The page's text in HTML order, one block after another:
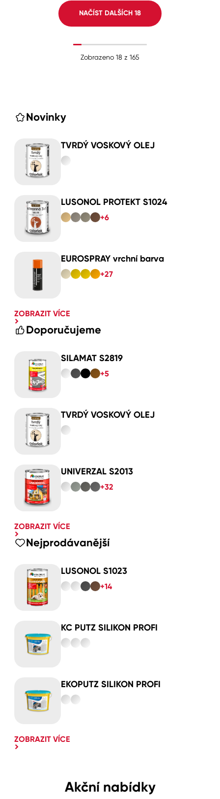
NAČÍST DALŠÍCH 18
Zobrazeno 18 z 165
Novinky
TVRDÝ VOSKOVÝ OLEJ
LUSONOL PROTEKT S1024
+6
EUROSPRAY vrchní barva
+27
ZOBRAZIT VÍCE
Doporučujeme
SILAMAT S2819
+5
TVRDÝ VOSKOVÝ OLEJ
UNIVERZAL S2013
+32
ZOBRAZIT VÍCE
Nejprodávanější
LUSONOL S1023
+14
KC PUTZ SILIKON PROFI
EKOPUTZ SILIKON PROFI
ZOBRAZIT VÍCE
Akční nabídky